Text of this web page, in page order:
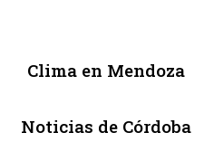
Clima en Mendoza
Noticias de Córdoba